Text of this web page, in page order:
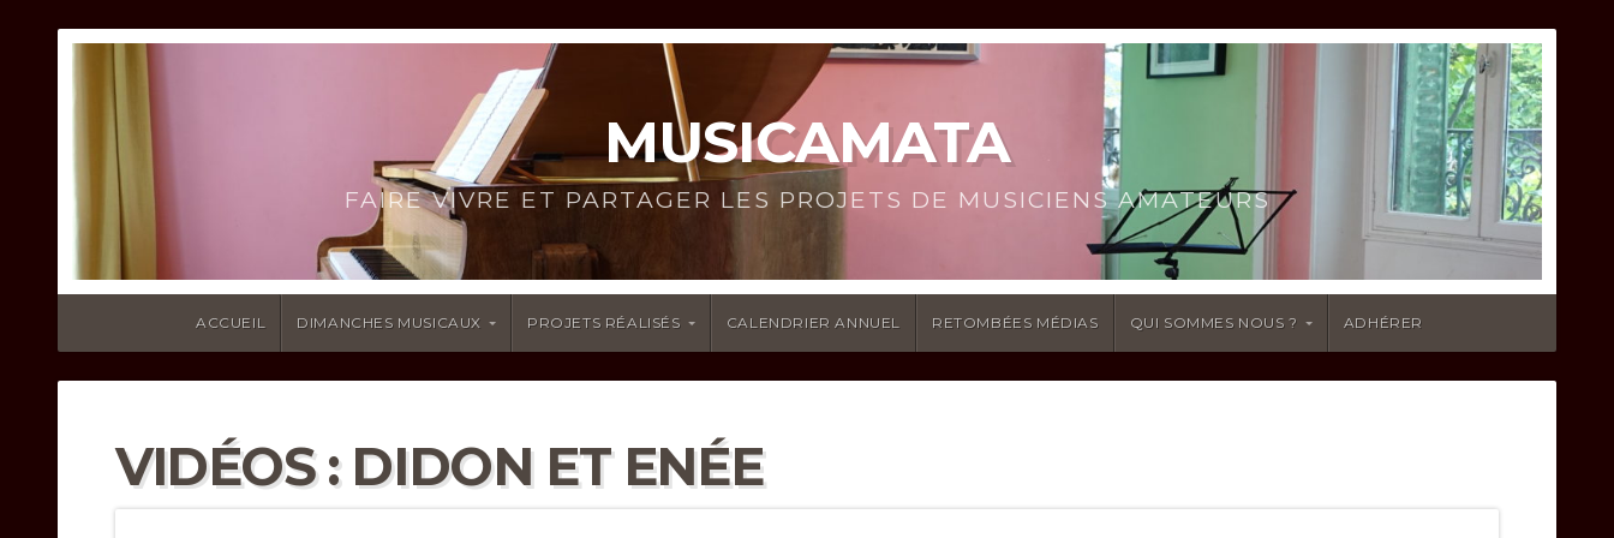
MUSICAMATA
FAIRE VIVRE ET PARTAGER LES PROJETS DE MUSICIENS AMATEURS
ACCUEIL DIMANCHES MUSICAUX PROJETS RÉALISÉS CALENDRIER ANNUEL RETOMBÉES MÉDIAS QUI SOMMES NOUS ? ADHÉRER
VIDÉOS : DIDON ET ENÉE